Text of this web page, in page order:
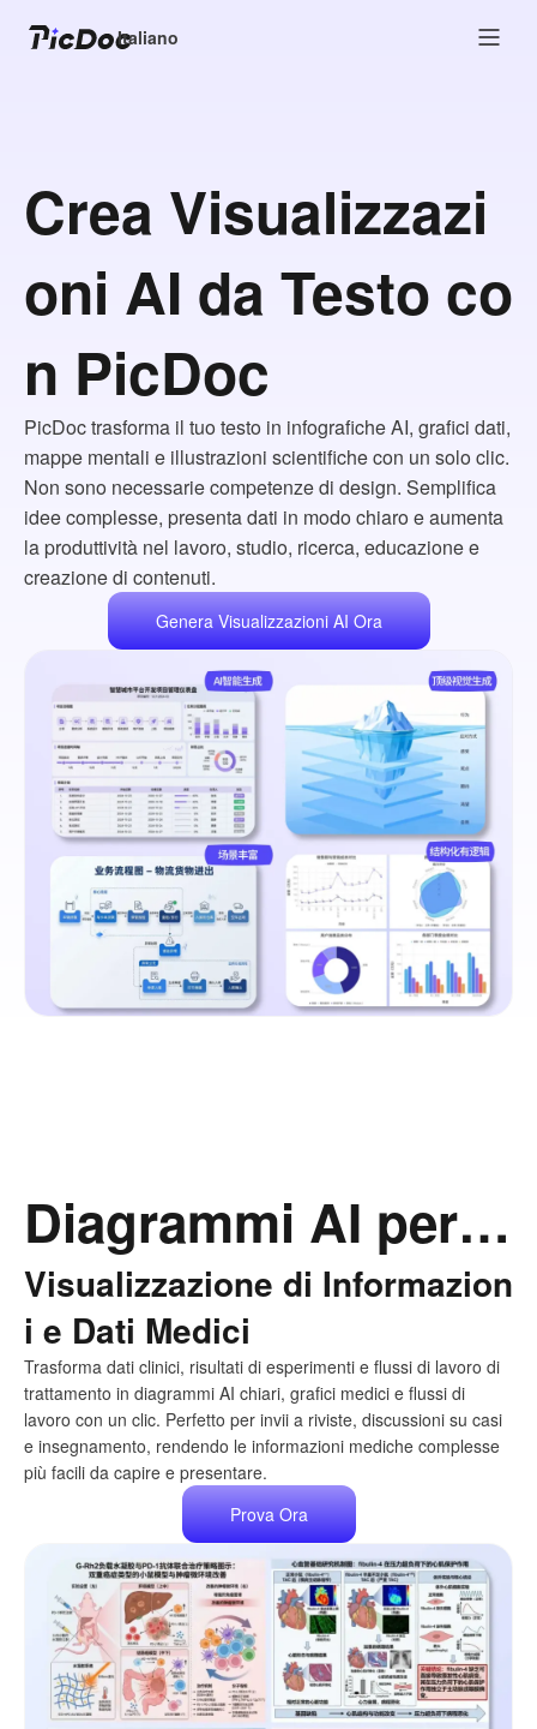
Italiano
Crea Visualizzazi
oni AI da Testo co
n PicDoc
PicDoc trasforma il tuo testo in infografiche AI, grafici dati,
mappe mentali e illustrazioni scientifiche con un solo clic.
Non sono necessarie competenze di design. Semplifica
idee complesse, presenta dati in modo chiaro e aumenta
la produttività nel lavoro, studio, ricerca, educazione e
creazione di contenuti.
Genera Visualizzazioni AI Ora
Diagrammi AI per Tutti gli Scenari di Lavoro da Testo
Visualizzazione di Informazion
i e Dati Medici
Trasforma dati clinici, risultati di esperimenti e flussi di lavoro di
trattamento in diagrammi AI chiari, grafici medici e flussi di
lavoro con un clic. Perfetto per invii a riviste, discussioni su casi
e insegnamento, rendendo le informazioni mediche complesse
più facili da capire e presentare.
Prova Ora